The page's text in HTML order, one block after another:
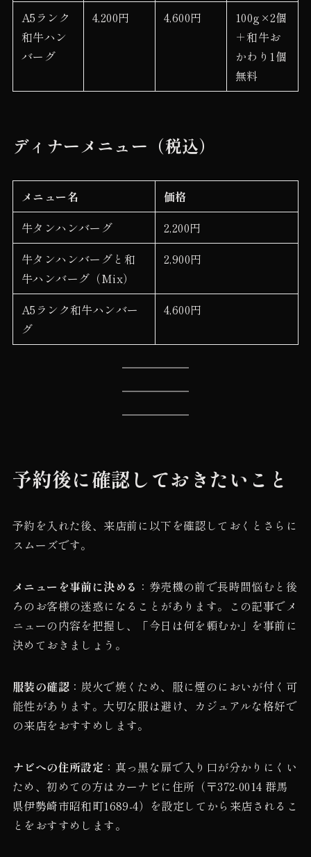
A5ランク
和牛ハン
バーグ
4,200円 4,600円
100g×2個
＋和牛お
かわり1個
無料
ディナーメニュー（税込）
メニュー名
価格
牛タンハンバーグ
2,200円
牛タンハンバーグと和
牛ハンバーグ（Mix）
2,900円
A5ランク和牛ハンバー
グ
4,600円
予約後に確認しておきたいこと
予約を入れた後、来店前に以下を確認しておくとさらに
スムーズです。
メニューを事前に決める ：券売機の前で長時間悩むと後
ろのお客様の迷惑になることがあります。この記事でメ
ニューの内容を把握し、「今日は何を頼むか」を事前に
決めておきましょう。
服装の確認：炭火で焼くため、服に煙のにおいが付く可
能性があります。大切な服は避け、カジュアルな格好で
の来店をおすすめします。
ナビへの住所設定 ：真っ黒な扉で入り口が分かりにくい
ため、初めての方はカーナビに住所（〒372-0014 群馬
県伊勢崎市昭和町1689-4）を設定してから来店されるこ
とをおすすめします。